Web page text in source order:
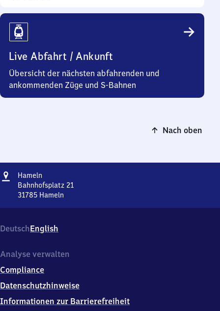
Live Abfahrt / Ankunft
Übersicht der nächsten abfahrenden und
ankommenden Züge und S-Bahnen
Nach oben
Adresse
Hameln
Bahnhofsplatz 21
31785 Hameln
21,
3
7
5
Hameln
DeutschEnglish
Analyse verwalten
Compliance
Datenschutzhinweise
Informationen zur Barrierefreiheit